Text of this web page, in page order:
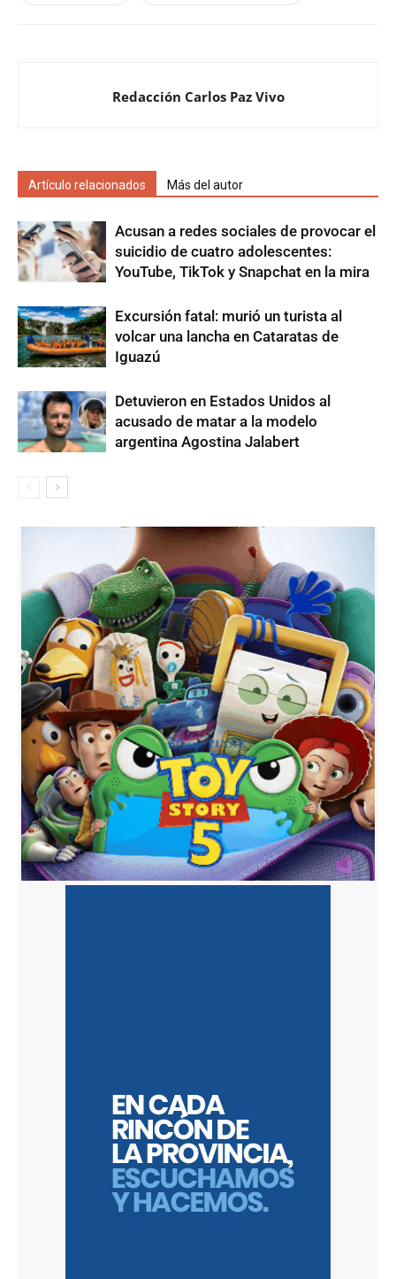
Redacción Carlos Paz Vivo
Artículo relacionados Más del autor
Acusan a redes sociales de provocar el
suicidio de cuatro adolescentes:
YouTube, TikTok y Snapchat en la mira
Excursión fatal: murió un turista al
volcar una lancha en Cataratas de
Iguazú
Detuvieron en Estados Unidos al
acusado de matar a la modelo
argentina Agostina Jalabert